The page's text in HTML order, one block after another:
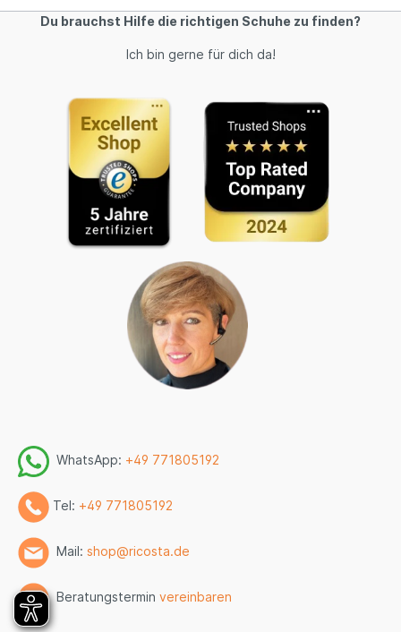
Du brauchst Hilfe die richtigen Schuhe zu finden?
Ich bin gerne für dich da!
WhatsApp: +49 771805192
Tel: +49 771805192
Mail: shop@ricosta.de
Beratungstermin vereinbaren